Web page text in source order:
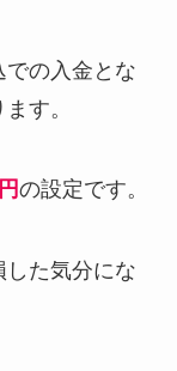
の入金とな
す。
の設定です。
た気分にな